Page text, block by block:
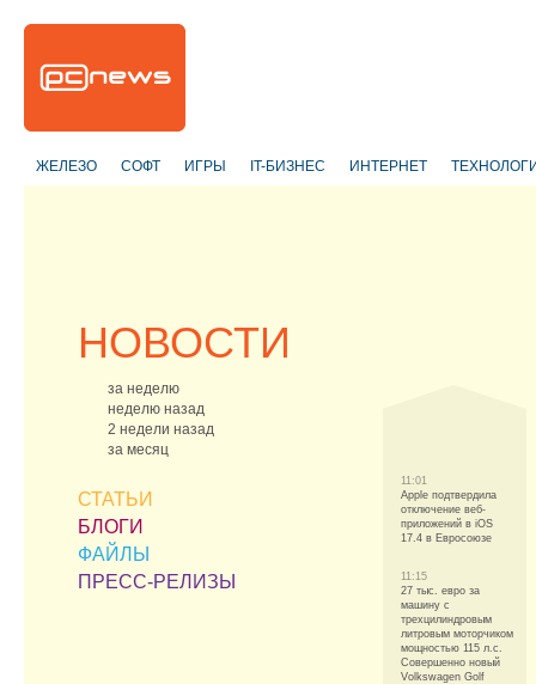
ЖЕЛЕЗО СОФТ ИГРЫ IT-БИЗНЕС ИНТЕРНЕТ
НОВОСТИ
за неделю
неделю назад
2 недели назад
за месяц
СТАТЬИ
БЛОГИ
ФАЙЛЫ
ПРЕСС-РЕЛИЗЫ
11:01
Apple подтвердила
отключение веб-
приложений в iOS
17.4 в Евросоюзе
11:15
27 тыс. евро за
машину с
трехцилиндровым
литровым моторчиком
мощностью 115 л.с.
Совершенно новый
Volkswagen Golf